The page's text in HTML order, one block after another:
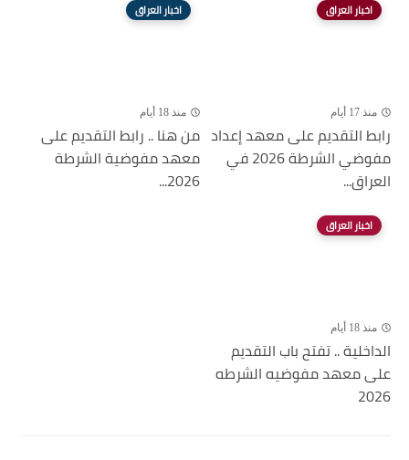
اخبار العراق
منذ 17 أيام
رابط التقديم على معهد إعداد
مفوضي الشرطة 2026 في
العراق...
اخبار العراق
منذ 18 أيام
من هنا .. رابط التقديم على
معهد مفوضية الشرطة
2026...
اخبار العراق
منذ 18 أيام
الداخلية .. تفتح باب التقديم
على معهد مفوضيه الشرطه
2026